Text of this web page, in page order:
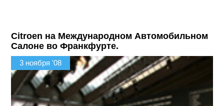
Citroen на Международном Автомобильном
Салоне во Франкфурте.
3 ноября '08